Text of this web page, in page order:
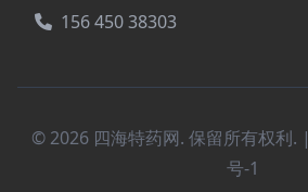
156 450 38303
© 2026 四海特药网. 保留所有权利. |
号-1